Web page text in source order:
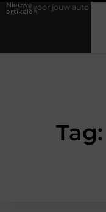
Nieuwe
artikelen
voor jouw auto